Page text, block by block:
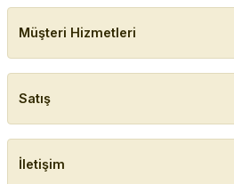
Müşteri Hizmetleri
Satış
İletişim